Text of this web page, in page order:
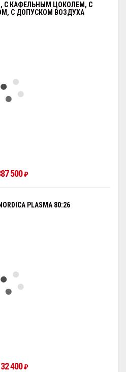
С КАФЕЛЬНЫМ ЦОКОЛЕМ, С
С ДОПУСКОМ ВОЗДУХА
500₽
PLASMA 80:26
400₽